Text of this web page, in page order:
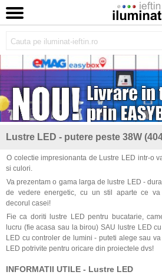
Lustre LED - putere peste 38W
O colectie impresionanta de Lustre LED intr-o
si culori.
Va prezentam o gama larga de lustre LED -
de vedere energetic, cu un stil aparte ce va
decorul casei!
Fie ca doriti lustre LED pentru bucatarie,
lucru (fie acasa sau la birou) SAU lustre LED
LED cu controler de lumini - puteti alege sau
LED potrivite pentru oricare din proiectele dvs!
INFORMATII UTILE - Lustre LED